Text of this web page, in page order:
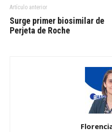
Artículo anterior
Surge primer biosimilar de
Perjeta de Roche